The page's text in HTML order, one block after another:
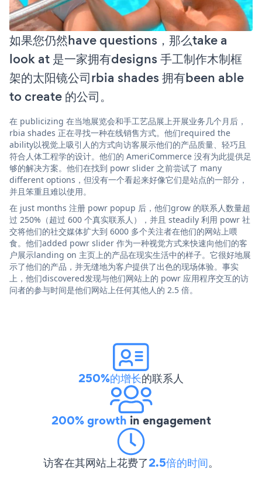
如果您仍然have questions，那么take a
look at 是一家拥有designs 手工制作木制框
架的太阳镜公司rbia shades 拥有been able
to create 的公司。
在 publicizing 在当地展览会和手工艺品展上开展业务几个月后，
rbia shades 正在寻找一种在线销售方式。他们required the
ability以视觉上吸引人的方式向访客展示他们的产品质量、轻巧且
符合人体工程学的设计。他们的 AmeriCommerce 没有为此提供足
够的解决方案。他们在找到 powr slider 之前尝试了 many
different options，但没有一个看起来好像它们是站点的一部分，
并且笨重且难以使用。
在 just months 注册 powr popup 后，他们grow 的联系人数量超
过 250%（超过 600 个真实联系人），并且 steadily 利用 powr 社
交将他们的社交媒体扩大到 6000 多个关注者在他们的网站上喂
食。他们added powr slider 作为一种视觉方式来快速向他们的客
户展示landing on 主页上的产品在现实生活中的样子。它很好地展
示了他们的产品，并无缝地为客户提供了出色的现场体验。事实
上，他们discovered发现与他们网站上的 powr 应用程序交互的访
问者的参与时间是他们网站上任何其他人的 2.5 倍。
250%的增长的联系人
200% growth in engagement
访客在其网站上花费了2.5倍的时间。